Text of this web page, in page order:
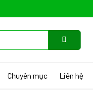
Chuyên mục Liên hệ